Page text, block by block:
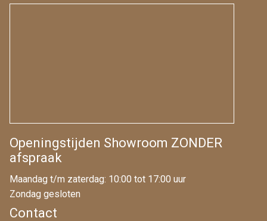
Openingstijden Showroom ZONDER
afspraak
Maandag t/m zaterdag: 10:00 tot 17:00 uur
Zondag gesloten
Contact